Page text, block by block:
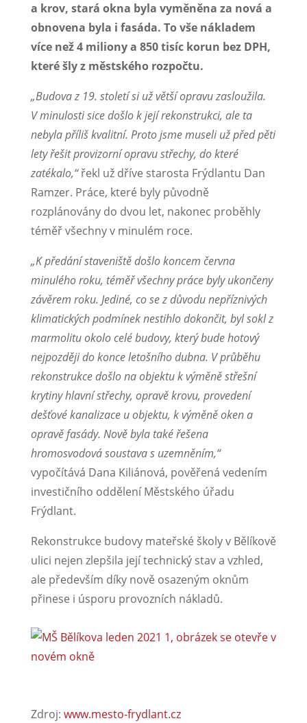
a krov, stará okna byla vyměněna za nová a
obnovena byla i fasáda. To vše nákladem
více než 4 miliony a 850 tisíc korun bez DPH,
které šly z městského rozpočtu.
„Budova z 19. století si už větší opravu zasloužila.
V minulosti sice došlo k její rekonstrukci, ale ta
nebyla příliš kvalitní. Proto jsme museli už před pěti
lety řešit provizorní opravu střechy, do které
zatékalo,“řekl už dříve starosta Frýdlantu Dan
Ramzer. Práce, které byly původně
rozplánovány do dvou let, nakonec proběhly
téměř všechny v minulém roce.
„K předání staveniště došlo koncem června
minulého roku, téměř všechny práce byly ukončeny
závěrem roku. Jediné, co se z důvodu nepříznivých
klimatických podmínek nestihlo dokončit, byl sokl z
marmolitu okolo celé budovy, který bude hotový
nejpozději do konce letošního dubna. V průběhu
rekonstrukce došlo na objektu k výměně střešní
krytiny hlavní střechy, opravě krovu, provedení
dešťové kanalizace u objektu, k výměně oken a
opravě fasády. Nově byla také řešena
hromosvodová soustava s uzemněním,“
vypočítává Dana Kiliánová, pověřená vedením
investičního oddělení Městského úřadu
Frýdlant.
Rekonstrukce budovy mateřské školy v Bělíkově
ulici nejen zlepšila její technický stav a vzhled,
ale především díky nově osazeným oknům
přinese i úsporu provozních nákladů.
Zdroj: www.mesto-frydlant.cz